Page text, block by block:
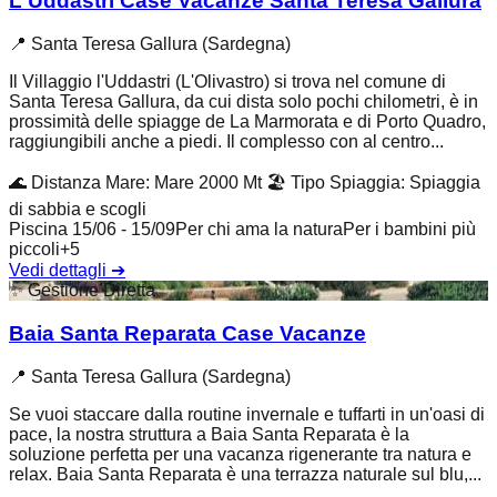
📍 Santa Teresa Gallura (Sardegna)
Il Villaggio l'Uddastri (L'Olivastro) si trova nel comune di
Santa Teresa Gallura, da cui dista solo pochi chilometri, è in
prossimità delle spiagge de La Marmorata e di Porto Quadro,
raggiungibili anche a piedi. Il complesso con al centro...
🌊 Distanza Mare: Mare 2000 Mt 🏖️ Tipo Spiaggia: Spiaggia
di sabbia e scogli
Piscina 15/06 - 15/09Per chi ama la naturaPer i bambini più
piccoli+5
Vedi dettagli ➔
✨Gestione Diretta
Baia Santa Reparata Case Vacanze
📍 Santa Teresa Gallura (Sardegna)
Se vuoi staccare dalla routine invernale e tuffarti in un'oasi di
pace, la nostra struttura a Baia Santa Reparata è la
soluzione perfetta per una vacanza rigenerante tra natura e
relax. Baia Santa Reparata è una terrazza naturale sul blu,...